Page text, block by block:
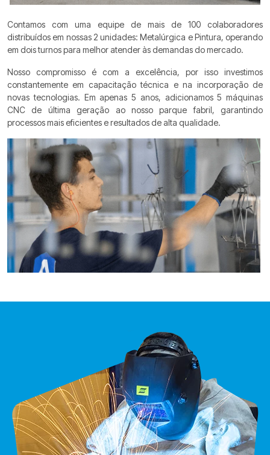
Contamos com uma equipe de mais de 100 colaboradores
distribuídos em nossas 2 unidades: Metalúrgica e Pintura, operando
em dois turnos para melhor atender às demandas do mercado.
Nosso compromisso é com a excelência, por isso investimos
constantemente em capacitação técnica e na incorporação de
novas tecnologias. Em apenas 5 anos, adicionamos 5 máquinas
CNC de última geração ao nosso parque fabril, garantindo
processos mais eficientes e resultados de alta qualidade.